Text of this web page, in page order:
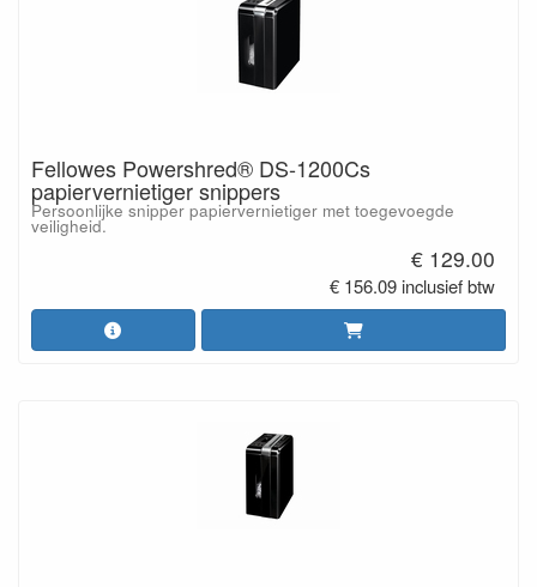
Fellowes Powershred® DS-1200Cs
papiervernietiger snippers
Persoonlijke snipper papiervernietiger met toegevoegde
veiligheid.
€ 129.00
€ 156.09 inclusief btw